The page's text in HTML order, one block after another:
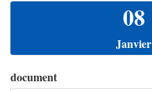
08
Janvier
document